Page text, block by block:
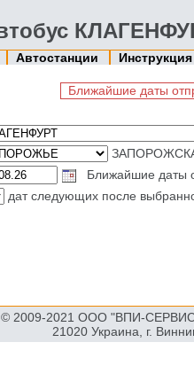
Автостанции
Ближайшие даты
Ближайшие даты
дат следующих после
© 2009-2021 ООО "ВПИ-
21020 Украина, г.